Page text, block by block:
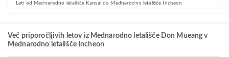
Leti od Mednarodno letališče Kansai do Mednarodno letališče Incheon
Več priporočljivih letov iz Mednarodno letališče Don Mueang v
Mednarodno letališče Incheon